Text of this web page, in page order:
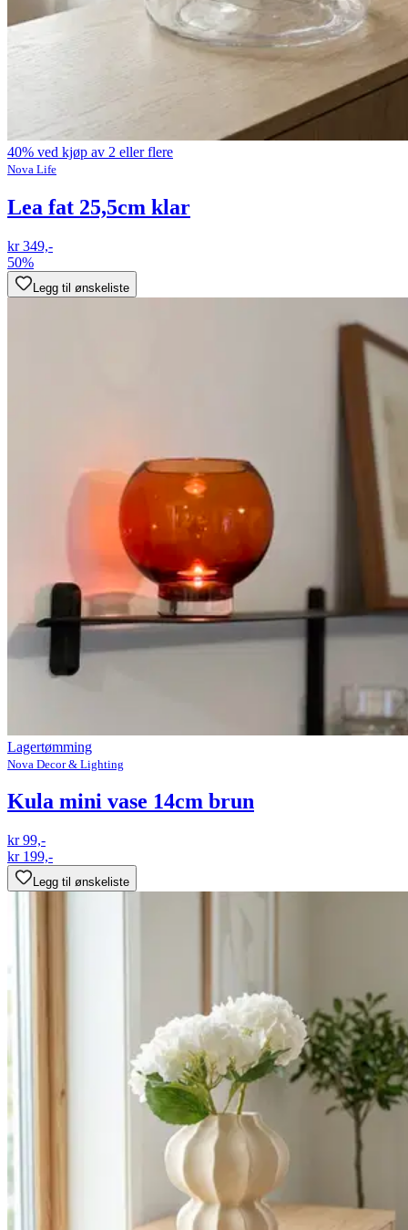
40% ved kjøp av 2 eller flere
Nova Life
Lea fat 25,5cm klar
kr 349,-
50%
Legg til ønskeliste
Lagertømming
Nova Decor & Lighting
Kula mini vase 14cm brun
kr 99,-
kr 199,-
Legg til ønskeliste